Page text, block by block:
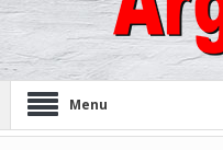
Menu